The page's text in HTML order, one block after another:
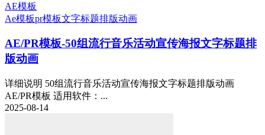
AE模板
Ae模板pr模板文字标题排版动画
AE/PR模板-50组流行音乐活动宣传海报文字标题排
版动画
详细说明 50组流行音乐活动宣传海报文字标题排版动画
AE/PR模板 适用软件：...
2025-08-14